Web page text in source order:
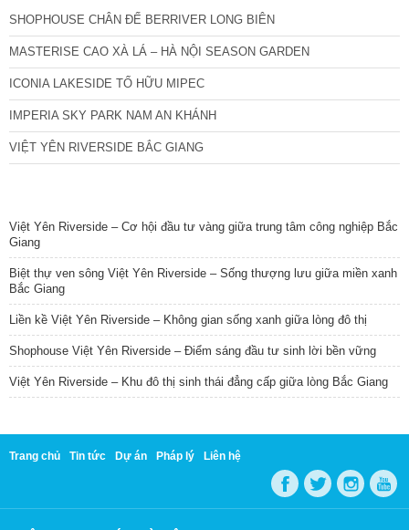
SHOPHOUSE CHÂN ĐẾ BERRIVER LONG BIÊN
MASTERISE CAO XÀ LÁ – HÀ NỘI SEASON GARDEN
ICONIA LAKESIDE TỐ HỮU MIPEC
IMPERIA SKY PARK NAM AN KHÁNH
VIỆT YÊN RIVERSIDE BẮC GIANG
Việt Yên Riverside – Cơ hội đầu tư vàng giữa trung tâm công nghiệp Bắc
Giang
Biệt thự ven sông Việt Yên Riverside – Sống thượng lưu giữa miền xanh
Bắc Giang
Liền kề Việt Yên Riverside – Không gian sống xanh giữa lòng đô thị
Shophouse Việt Yên Riverside – Điểm sáng đầu tư sinh lời bền vững
Việt Yên Riverside – Khu đô thị sinh thái đẳng cấp giữa lòng Bắc Giang
Trang chủ Tin tức Dự án Pháp lý Liên hệ